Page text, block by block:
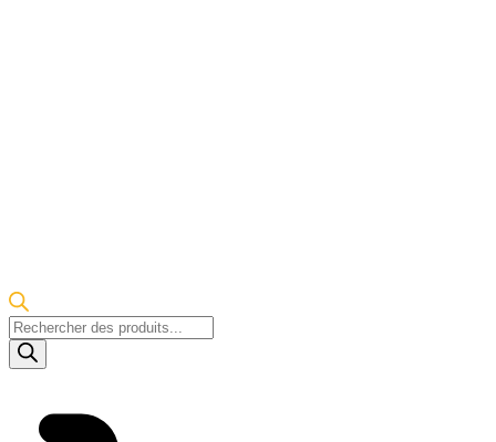
Recherche
de
produits